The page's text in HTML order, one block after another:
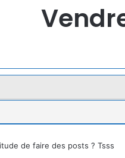
de faire des posts ? Tsss